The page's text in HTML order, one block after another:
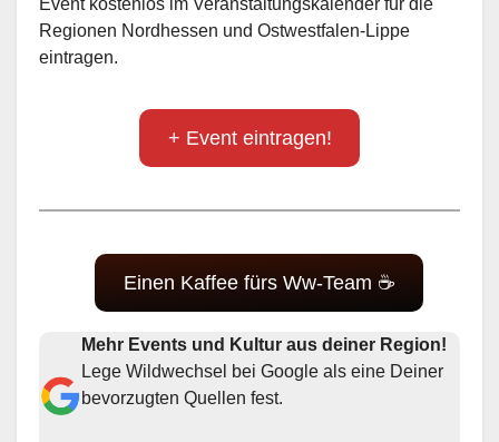
Regionen Nordhessen und Ostwestfalen-Lippe
eintragen.
+ Event eintragen!
Einen Kaffee fürs Ww-Team ☕
Mehr Events und Kultur aus deiner Region!
Lege Wildwechsel bei Google als eine Deiner
bevorzugten Quellen fest.